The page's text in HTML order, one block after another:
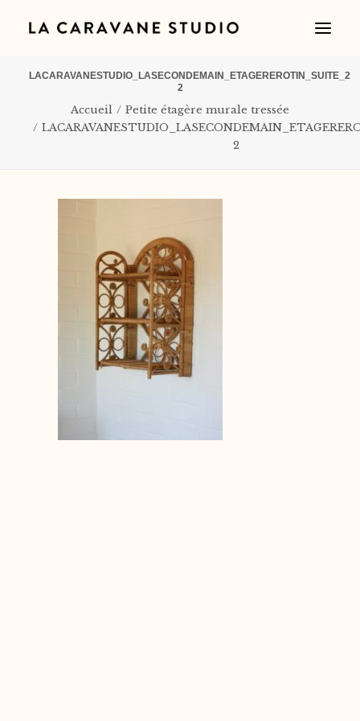
LACARAVANESTUDIO_LASECONDEMAIN_ETAGEREROTIN_SUITE_2
2
Accueil
Petite étagère murale tressée
2